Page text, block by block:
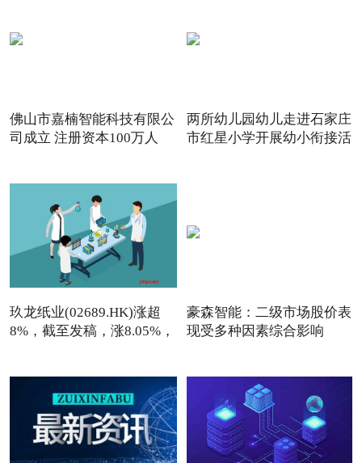
佛山市嘉楠智能科技有限公
司成立 注册资本100万人
两所幼儿园幼儿走进石家庄
市红星小学开展幼小衔接活
玖龙纸业(02689.HK)涨超
8%，截至发稿，涨8.05%，
豪森智能：二级市场股价表
现受多种因素综合影响